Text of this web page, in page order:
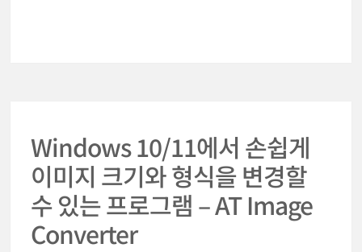
Windows 10/11에서 손쉽게
이미지 크기와 형식을 변경할
수 있는 프로그램 – AT Image
Converter